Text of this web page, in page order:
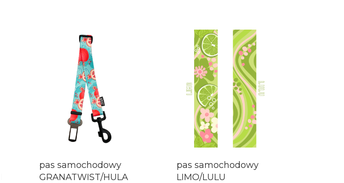
pas samochodowy
GRANATWIST/HULA
pas samochodowy
LIMO/LULU